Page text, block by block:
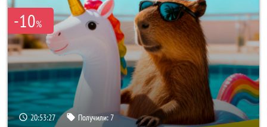
-10%
20:53:25 Получили:7